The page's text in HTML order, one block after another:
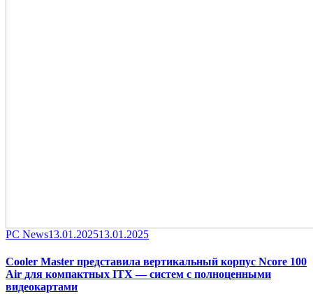
Category
PC NewsPosted
13.01.202513.01.2025
Cooler Master представила вертикальный корпус Ncore 100
Air для компактных ITX — систем с полноценными
видеокартами